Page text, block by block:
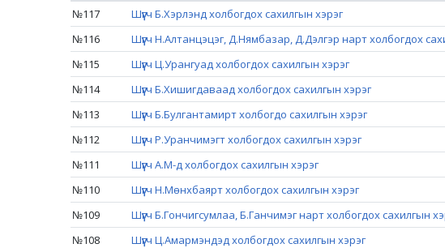
№117
Шүүгч Б.Хэрлэнд холбогдох сахилгын хэрэг
№116
Шүүгч Н.Алтанцэцэг, Д.Нямбазар, Д.Дэлгэр нарт холбогдох
№115
Шүүгч Ц.Урангуад холбогдох сахилгын хэрэг
№114
Шүүгч Б.Хишигдаваад холбогдох сахилгын хэрэг
№113
Шүүгч Б.Булгантамирт холбогдо сахилгын хэрэг
№112
Шүүгч Р.Уранчимэгт холбогдох сахилгын хэрэг
№111
Шүүгч А.М-д холбогдох сахилгын хэрэг
№110
Шүүгч Н.Мөнхбаярт холбогдох сахилгын хэрэг
№109
Шүүгч Б.Гончигсумлаа, Б.Ганчимэг нарт холбогдох сахилгын
№108
Шүүгч Ц.Амармэндэд холбогдох сахилгын хэрэг